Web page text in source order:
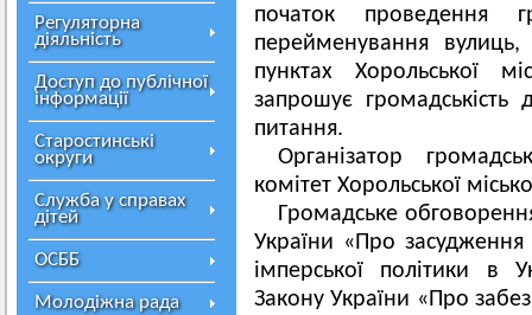
Регуляторна
діяльність
Доступ до публічної
інформації
Старостинські
округи
Служба у справах
дітей
ОСББ
Молодіжна рада
початок проведення
перейменування вулиць,
пунктах Хорольської
запрошує громадськість
питання.
Організатор
комітет Хорольської
Громадське
України «Про засудження
імперської політики в
Закону України «Про